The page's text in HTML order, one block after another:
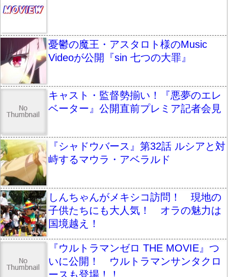
憂鬱の魔王・アスタロト様のMusic
Videoが公開『sin 七つの大罪』
キャスト・監督勢揃い！『悪夢のエレ
ベーター』公開直前プレミア記者会見
『シャドウバース』第32話 ルシアと対
峙するマウラ・アベラルド
しんちゃんがメキシコ訪問！ 現地の
子供たちにも大人気！ オラの魅力は
国境越え！
『ウルトラマンゼロ THE MOVIE』つ
いに公開！ ウルトラマンサンタクロ
ースも登場！！